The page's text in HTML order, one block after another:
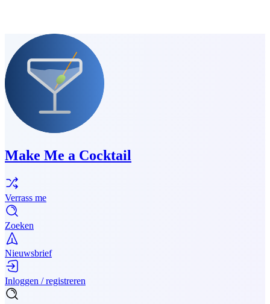
Make Me a Cocktail
Verrass me
Zoeken
Nieuwsbrief
Inloggen / registreren